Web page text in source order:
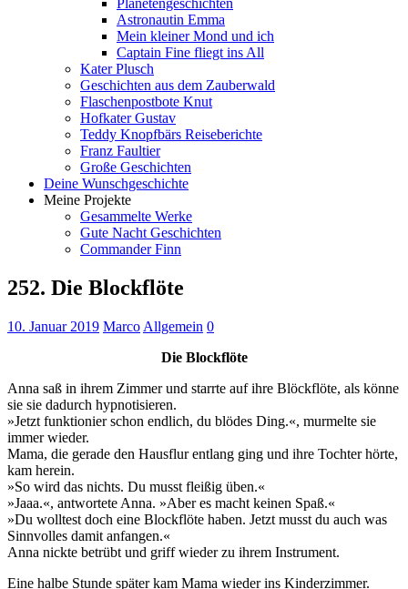
Planetengeschichten
Astronautin Emma
Mein kleiner Mond und ich
Captain Fine fliegt ins All
Kater Plusch
Geschichten aus dem Zauberwald
Flaschenpostbote Knut
Hofkater Gustav
Teddy Knopfbärs Reiseberichte
Franz Faultier
Große Geschichten
Deine Wunschgeschichte
Meine Projekte
Gesammelte Werke
Gute Nacht Geschichten
Commander Finn
252. Die Blockflöte
10. Januar 2019 Marco Allgemein 0
Die Blockflöte
Anna saß in ihrem Zimmer und starrte auf ihre Blöckflöte, als könne
sie sie dadurch hypnotisieren.
»Jetzt funktionier schon endlich, du blödes Ding.«, murmelte sie
immer wieder.
Mama, die gerade den Hausflur entlang ging und ihre Tochter hörte,
kam herein.
»So wird das nichts. Du musst fleißig üben.«
»Jaaa.«, antwortete Anna. »Aber es macht keinen Spaß.«
»Du wolltest doch eine Blockflöte haben. Jetzt musst du auch was
Sinnvolles damit anfangen.«
Anna nickte betrübt und griff wieder zu ihrem Instrument.
Eine halbe Stunde später kam Mama wieder ins Kinderzimmer.